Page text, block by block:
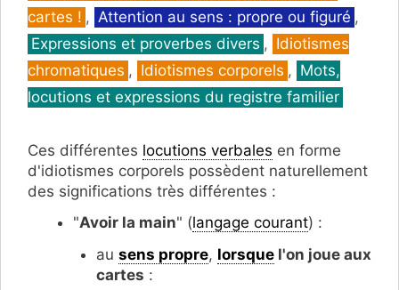
cartes ! , Attention au sens : propre ou figuré ,
Expressions et proverbes divers , Idiotismes
chromatiques , Idiotismes corporels , Mots,
locutions et expressions du registre familier
Ces différentes locutions verbales en forme
d'idiotismes corporels possèdent naturellement
des significations très différentes :
"Avoir la main" (langage courant) :
au sens propre, lorsquel'on joue aux
cartes :